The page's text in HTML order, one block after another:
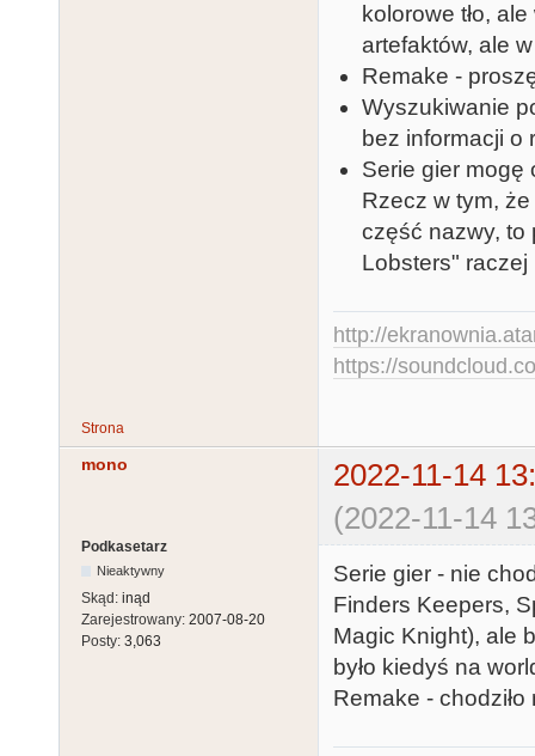
kolorowe tło,
artefaktów, ale
Remake -
Wyszukiwanie
bez informacji o
Serie gier mogę
Rzecz w tym,
część nazwy, to
Lobsters" raczej
http://
https://
Strona
mono
2022-11-14
(2022-11-14
Podkasetarz
Nieaktywny
Skąd: inąd
Zarejestrowany: 2007-08-20
Posty: 3,063
Serie gier - nie
Finders Keepers,
Magic Knight), ale
było kiedyś na
Remake -